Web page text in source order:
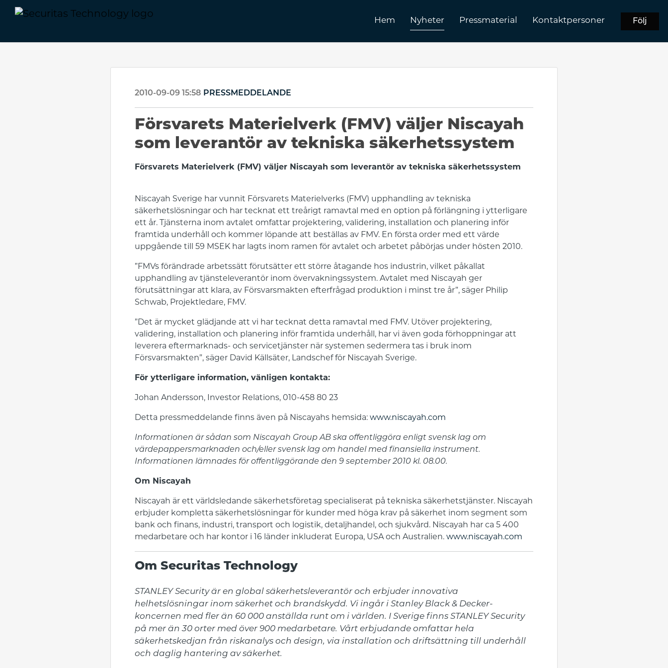
Hem Nyheter Pressmaterial Kontaktpersoner Följ
2010-09-09 15:58 PRESSMEDDELANDE
Försvarets Materielverk (FMV) väljer Niscayah
som leverantör av tekniska säkerhetssystem
Försvarets Materielverk (FMV) väljer Niscayah som leverantör av tekniska säkerhetssystem
Niscayah Sverige har vunnit Försvarets Materielverks (FMV) upphandling av tekniska
säkerhetslösningar och har tecknat ett treårigt ramavtal med en option på förlängning i ytterligare
ett år. Tjänsterna inom avtalet omfattar projektering, validering, installation och planering inför
framtida underhåll och kommer löpande att beställas av FMV. En första order med ett värde
uppgående till 59 MSEK har lagts inom ramen för avtalet och arbetet påbörjas under hösten 2010.
”FMVs förändrade arbetssätt förutsätter ett större åtagande hos industrin, vilket påkallat
upphandling av tjänsteleverantör inom övervakningssystem. Avtalet med Niscayah ger
förutsättningar att klara, av Försvarsmakten efterfrågad produktion i minst tre år”, säger Philip
Schwab, Projektledare, FMV.
”Det är mycket glädjande att vi har tecknat detta ramavtal med FMV. Utöver projektering,
validering, installation och planering inför framtida underhåll, har vi även goda förhoppningar att
leverera eftermarknads- och servicetjänster när systemen sedermera tas i bruk inom
Försvarsmakten”, säger David Källsäter, Landschef för Niscayah Sverige.
För ytterligare information, vänligen kontakta:
Johan Andersson, Investor Relations, 010-458 80 23
Detta pressmeddelande finns även på Niscayahs hemsida: www.niscayah.com
Informationen är sådan som Niscayah Group AB ska offentliggöra enligt svensk lag om
värdepappersmarknaden och/eller svensk lag om handel med finansiella instrument.
Informationen lämnades för offentliggörande den 9 september 2010 kl. 08.00.
Om Niscayah
Niscayah är ett världsledande säkerhetsföretag specialiserat på tekniska säkerhetstjänster. Niscayah
erbjuder kompletta säkerhetslösningar för kunder med höga krav på säkerhet inom segment som
bank och finans, industri, transport och logistik, detaljhandel, och sjukvård. Niscayah har ca 5 400
medarbetare och har kontor i 16 länder inkluderat Europa, USA och Australien. www.niscayah.com
Om Securitas Technology
STANLEY Security är en global säkerhetsleverantör och erbjuder innovativa
helhetslösningar inom säkerhet och brandskydd. Vi ingår i Stanley Black & Decker-
koncernen med fler än 60 000 anställda runt om i världen. I Sverige finns STANLEY Security
på mer än 30 orter med över 900 medarbetare. Vårt erbjudande omfattar hela
säkerhetskedjan från riskanalys och design, via installation och driftsättning till underhåll
och daglig hantering av säkerhet.